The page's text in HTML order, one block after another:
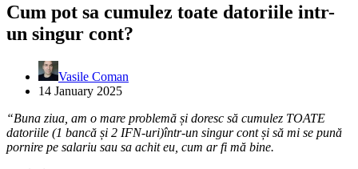
Cum pot sa cumulez toate datoriile intr-
un singur cont?
Vasile Coman
14 January 2025
“Buna ziua, am o mare problemă și doresc să cumulez TOATE
datoriile (1 bancă și 2 IFN-uri)într-un singur cont și să mi se pună
pornire pe salariu sau sa achit eu, cum ar fi mă bine.